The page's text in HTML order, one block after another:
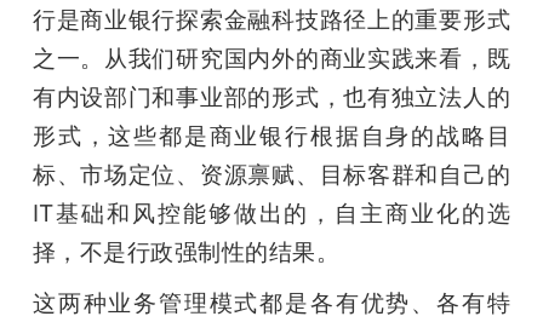
行是商业银行探索金融科技路径上的重要形式
之一。从我们研究国内外的商业实践来看，既
有内设部门和事业部的形式，也有独立法人的
形式，这些都是商业银行根据自身的战略目
标、市场定位、资源禀赋、目标客群和自己的
IT基础和风控能够做出的，自主商业化的选
择，不是行政强制性的结果。
这两种业务管理模式都是各有优势、各有特